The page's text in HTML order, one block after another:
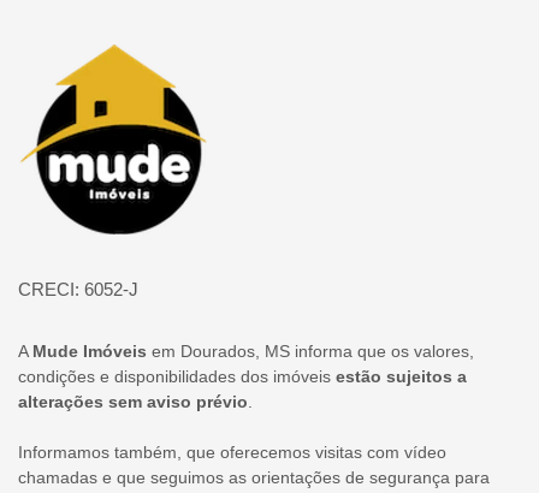
Página inicial
CRECI: 6052-J
A Mude Imóveis em Dourados, MS informa que os valores,
condições e disponibilidades dos imóveis estão sujeitos a
alterações sem aviso prévio
Informamos também, que oferecemos visitas com vídeo
chamadas e que seguimos as orientações de segurança para